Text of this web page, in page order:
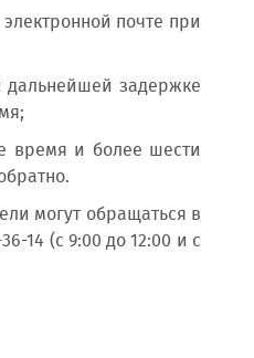
почте при
задержке
время и более шести
могут обращаться в
14 (с 9:00 до 12:00 и с